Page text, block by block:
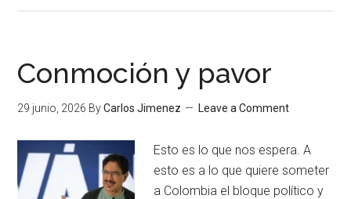
Conmoción y pavor
29 junio, 2026 ByCarlos Jimenez Leave a Comment
Esto es lo que nos espera. A
esto es a lo que quiere someter
a Colombia el bloque político y